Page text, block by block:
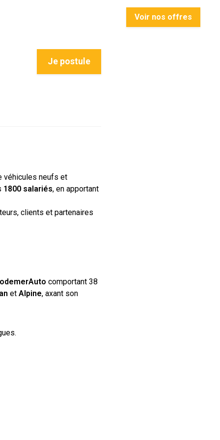
Voir nos offres
Je postule
véhicules neufs et
1800 salariés, en apportant
clients et partenaires
comportant 38
et Alpine, axant son